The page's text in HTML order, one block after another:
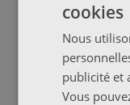
cookies
Nous
publicité et
Vous